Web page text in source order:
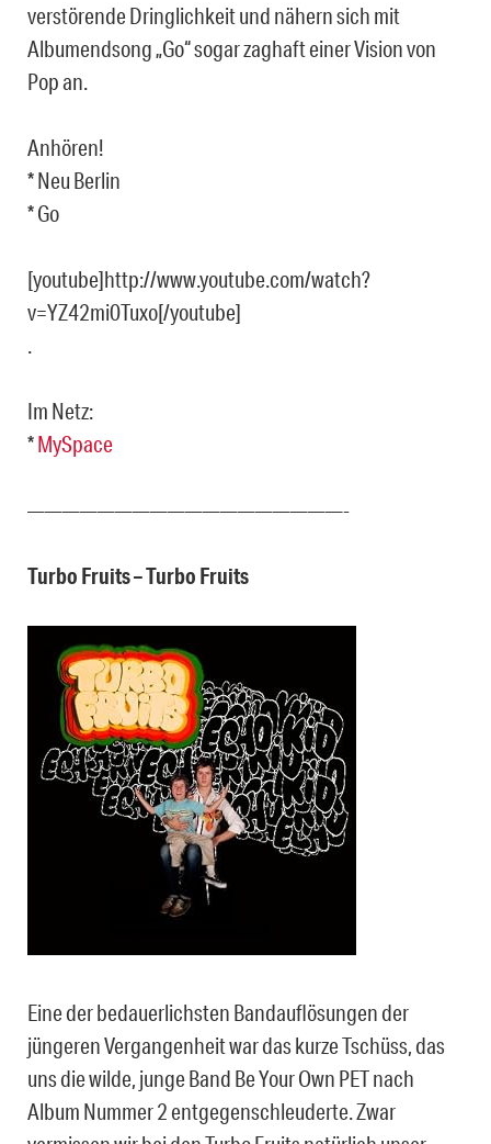
verstörende Dringlichkeit und nähern sich mit
Albumendsong „Go“ sogar zaghaft einer Vision von
Pop an.
Anhören!
* Neu Berlin
* Go
[youtube]http://www.youtube.com/watch?
v=YZ42mi0Tuxo[/youtube]
.
Im Netz:
*MySpace
——————————————————-
Turbo Fruits – Turbo Fruits
Eine der bedauerlichsten Bandauflösungen der
jüngeren Vergangenheit war das kurze Tschüss, das
uns die wilde, junge Band Be Your Own PET nach
Album Nummer 2 entgegenschleuderte. Zwar